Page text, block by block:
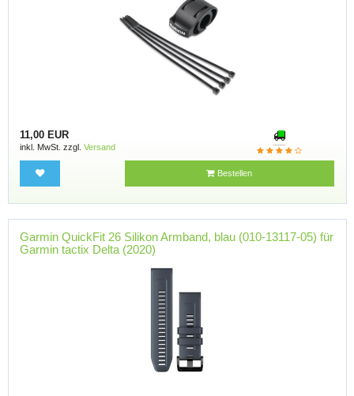
11,00 EUR
inkl. MwSt. zzgl. Versand
Bestellen
Garmin QuickFit 26 Silikon Armband, blau (010-13117-05) für
Garmin tactix Delta (2020)